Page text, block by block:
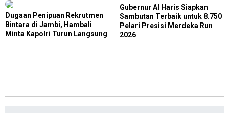
Dugaan Penipuan Rekrutmen
Bintara di Jambi, Hambali
Minta Kapolri Turun Langsung
Gubernur Al Haris Siapkan
Sambutan Terbaik untuk 8.750
Pelari Presisi Merdeka Run
2026